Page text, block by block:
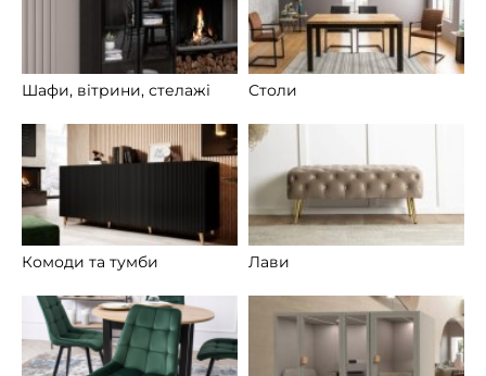
Шафи, вітрини, стелажі Столи
Комоди та тумби Лави